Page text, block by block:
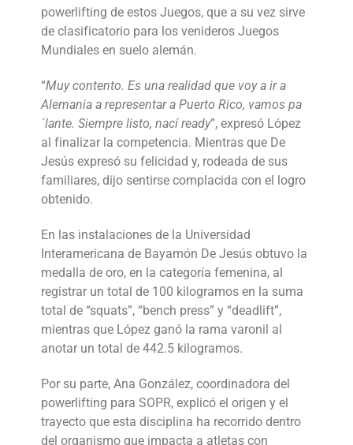
powerlifting de estos Juegos, que a su vez sirve
de clasificatorio para los venideros Juegos
Mundiales en suelo alemán.
“Muy contento. Es una realidad que voy a ir a
Alemania a representar a Puerto Rico, vamos pa
´lante. Siempre listo, nací ready”, expresó López
al finalizar la competencia. Mientras que De
Jesús expresó su felicidad y, rodeada de sus
familiares, dijo sentirse complacida con el logro
obtenido.
En las instalaciones de la Universidad
Interamericana de Bayamón De Jesús obtuvo la
medalla de oro, en la categoría femenina, al
registrar un total de 100 kilogramos en la suma
total de “squats”, “bench press” y “deadlift”,
mientras que López ganó la rama varonil al
anotar un total de 442.5 kilogramos.
Por su parte, Ana González, coordinadora del
powerlifting para SOPR, explicó el origen y el
trayecto que esta disciplina ha recorrido dentro
del organismo que impacta a atletas con